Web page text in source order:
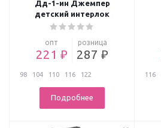
Дд-1-ин Джемпер
детский интерлок
опт
221 ₽
розница
287 ₽
98 104 110 116 122
Подробнее
116